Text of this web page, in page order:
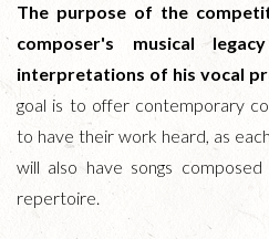
The purpose of the
composer's musical
interpretations of his vocal
goal is to offer contemporary
to have their work heard, as
will also have songs
repertoire.